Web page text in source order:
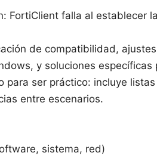
FortiClient falla al establecer
de compatibilidad,
y soluciones específicas
para ser práctico: incluye
entre escenarios.
sistema, red)